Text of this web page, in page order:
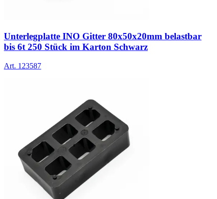
Unterlegplatte INO Gitter 80x50x20mm belastbar
bis 6t 250 Stück im Karton Schwarz
Art. 123587